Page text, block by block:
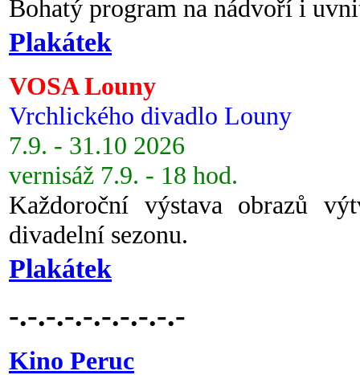
Bohatý program na nádvoří i
Plakátek
VOSA Louny
Vrchlického divadlo Louny
7.9. - 31.10 2026
vernisáž 7.9. - 18 hod.
Každoroční výstava obrazů
divadelní sezonu.
Plakátek
-.-.-.-.-.-.-.-.-.-
Kino Peruc